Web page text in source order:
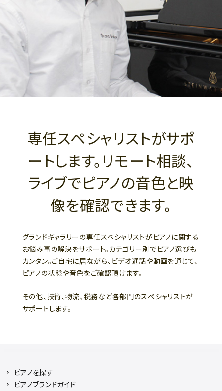
専任スペシャリストがサポ
ートします。リモート相談、
ライブでピアノの音色と映
像を確認できます。
グランドギャラリーの専任スペシャリストがピアノに関する
お悩み事の解決をサポート。カテゴリー別でピアノ選びも
カンタン。ご自宅に居ながら、ビデオ通話や動画を通じて、
ピアノの状態や音色をご確認頂けます。
その他、技術、物流、税務など各部門のスぺシャリストが
サポートします。
ピアノを探す
ピアノブランドガイド